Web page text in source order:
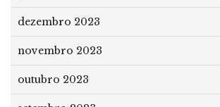
dezembro 2023
novembro 2023
outubro 2023